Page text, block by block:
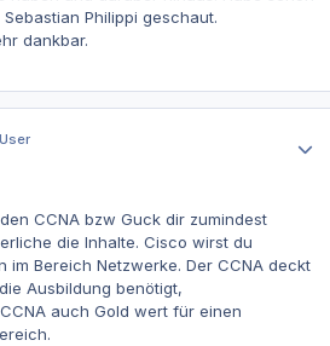
Philippi geschaut.
dankbar.
User
CCNA bzw Guck dir zumindest
die Inhalte. Cisco wirst du
im Bereich Netzwerke. Der CCNA deckt
Ausbildung benötigt,
auch Gold wert für einen